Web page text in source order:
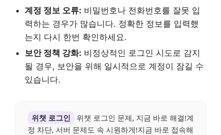
계정 정보 오류: 비밀번호나 전화번호를 잘못 입
력하는 경우가 많습니다. 정확한 정보를 입력했
는지 다시 한번 확인하세요.
보안 정책 강화: 비정상적인 로그인 시도로 감지
될 경우, 보안을 위해 일시적으로 계정이 잠길 수
있습니다.
위챗 로그인
위챗 로그인 문제, 지금 바로 해결!계
정 차단, 서버 문제도 속 시원하게!지금 바로 접속해